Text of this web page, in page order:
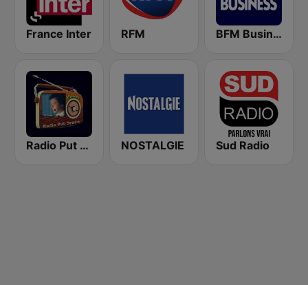
France Inter RFM BFM Business 100.8 FM
Radio Put Sreće NOSTALGIE Sud Radio